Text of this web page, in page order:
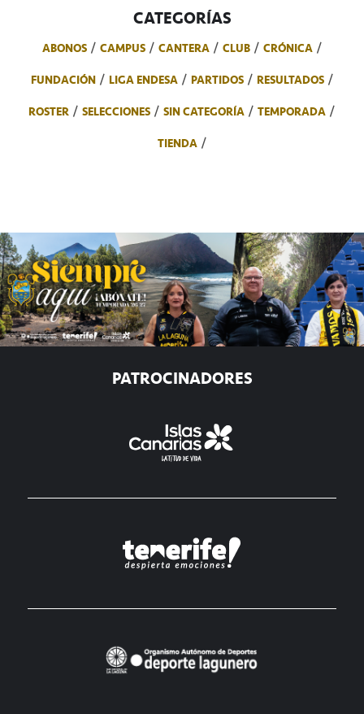
CATEGORÍAS
ABONOS CAMPUS CANTERA CLUB
CRÓNICA
FUNDACIÓN
LIGA ENDESA PARTIDOS
RESULTADOS
ROSTER
SELECCIONES SIN CATEGORÍA
TEMPORADA
TIENDA
PATROCINADORES